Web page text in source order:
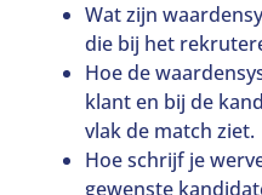
Wat zijn
die bij het
Hoe de
klant en bij de
vlak de match ziet.
Hoe schrijf je
gewenste